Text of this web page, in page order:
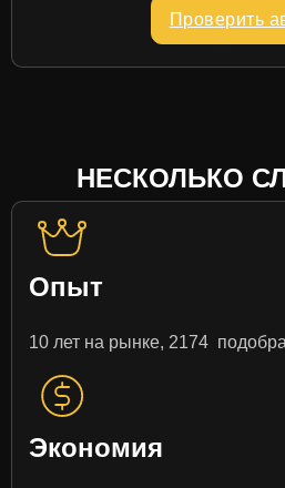
Проверить
НЕСКОЛЬКО
Опыт
10 лет на рынке, 2174
Экономия